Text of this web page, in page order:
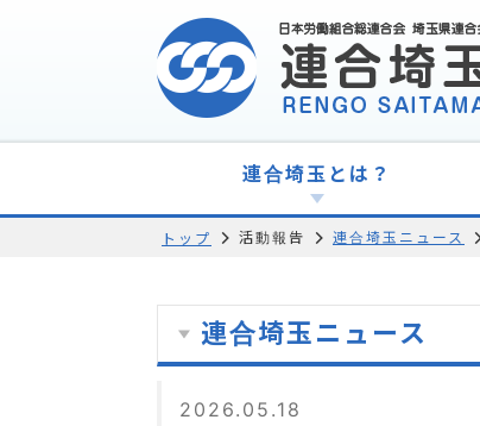
連合埼玉とは？
トップ 活動報告 連合埼玉ニュース
連合埼玉ニュース
2026.05.18